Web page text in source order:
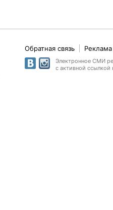
Обратная связь
Электронное СМИ
с активной ссылкой